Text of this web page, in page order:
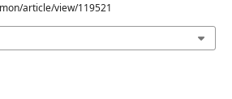
article/view/119521